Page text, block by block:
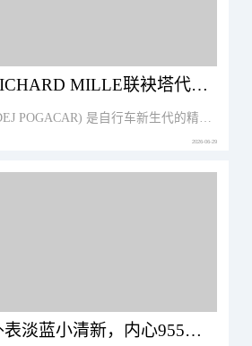
【表态头条】RICHARD MILLE联袂塔代伊·波加查同道同行，共赴卓越
塔代伊·波加查（TADEJ POGACAR) 是自行车新生代的精神代表，与马修·范德普尔（Mathieu van der Poel）、马克·卡文迪什（Mark Cavendish）一同跻身品牌旗下传奇车手挚友之列。
2026-06-29
【表态头条】外表淡蓝小清新，内心955℃造火箭，RM 21-02这次真的“外柔内刚”了